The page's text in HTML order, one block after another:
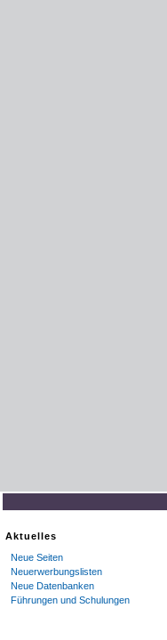
Aktuelles
Neue Seiten
Neuerwerbungslisten
Neue Datenbanken
Führungen und Schulungen